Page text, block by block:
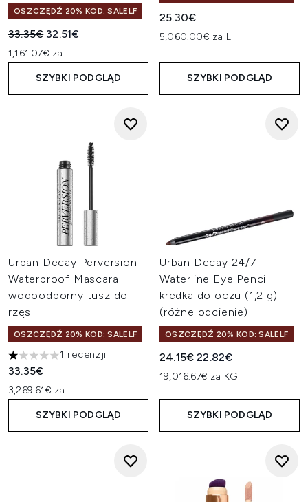
OSZCZĘDŹ 20% KOD: SALELF
Sugerowana cena detaliczna:
33.35€ Aktualna cena:
32.51€
1,161.07€ za L
SZYBKI PODGLĄD
25.30€
5,060.00€ za L
SZYBKI PODGLĄD
Urban Decay Perversion
Waterproof Mascara
wodoodporny tusz do
rzęs
OSZCZĘDŹ 20% KOD: SALELF
1 gwiazdek na maksymalnie 5
1 recenzji
33.35€
3,269.61€ za L
SZYBKI PODGLĄD
Urban Decay 24/7
Waterline Eye Pencil
kredka do oczu (1,2 g)
(różne odcienie)
OSZCZĘDŹ 20% KOD: SALELF
Sugerowana cena
24.15€Aktualna cena:
22.82€
19,016.67€ za KG
SZYBKI PODGLĄD